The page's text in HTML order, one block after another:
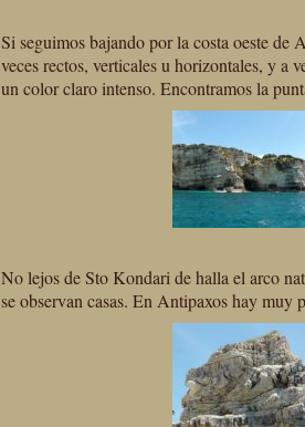
Si seguimos bajando por la costa oeste de
veces rectos, verticales u horizontales, y a
un color claro intenso. Encontramos la
No lejos de Sto Kondari de halla el arco
se observan casas. En Antipaxos hay muy